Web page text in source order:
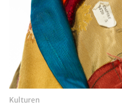
Kulturen